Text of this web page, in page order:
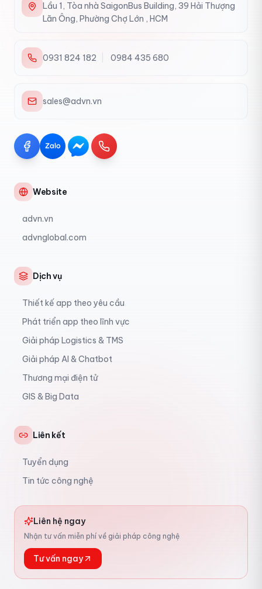
Lầu 1, Tòa nhà SaigonBus Building, 39 Hải Thượng
Lãn Ông, Phường Chợ Lớn , HCM
0931 824 182 0984 435 680
sales@advn.vn
Website
advn.vn
advnglobal.com
Dịch vụ
Thiết kế app theo yêu cầu
Phát triển app theo lĩnh vực
Giải pháp Logistics & TMS
Giải pháp AI & Chatbot
Thương mại điện tử
GIS & Big Data
Liên kết
Tuyển dụng
Tin tức công nghệ
Liên hệ ngay
Nhận tư vấn miễn phí về giải pháp công nghệ
Tư vấn ngay